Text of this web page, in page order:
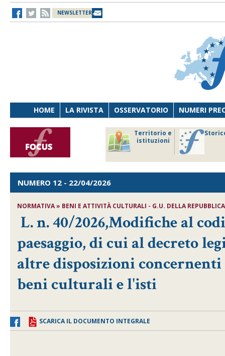
NEWSLETTER
HOME LA RIVISTA OSSERVATORIO NUMERI
Territorio e
istituzioni
NUMERO 12 - 22/04/2026
NORMATIVA » BENI E ATTIVITÀ CULTURALI - G.U. DELLA
L. n. 40/2026,Modifiche al
paesaggio, di cui al decreto
altre disposizioni
beni culturali e l'isti
SCARICA IL DOCUMENTO INTEGRALE